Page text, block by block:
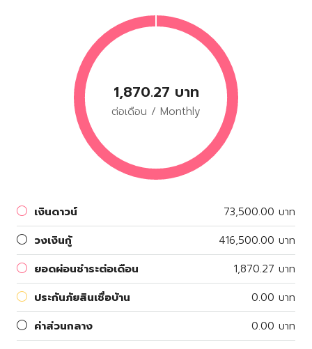
1,870.27 บาท
ต่อเดือน / Monthly
เงินดาวน์
73,500.00 บาท
วงเงินกู้
416,500.00 บาท
ยอดผ่อนชำระต่อเดือน
1,870.27 บาท
ประกันภัยสินเชื่อบ้าน
0.00 บาท
ค่าส่วนกลาง
0.00 บาท